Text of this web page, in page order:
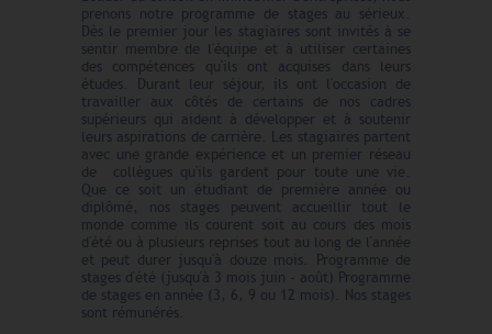
prenons notre programme de stages au sérieux.
Dès le premier jour les stagiaires sont invités à se
sentir membre de l'équipe et à utiliser certaines
des compétences qu'ils ont acquises dans leurs
études. Durant leur séjour, ils ont l'occasion de
travailler aux côtés de certains de nos cadres
supérieurs qui aident à développer et à soutenir
leurs aspirations de carrière. Les stagiaires partent
avec une grande expérience et un premier réseau
de collègues qu'ils gardent pour toute une vie.
Que ce soit un étudiant de première année ou
diplômé, nos stages peuvent accueillir tout le
monde comme ils courent soit au cours des mois
d'été ou à plusieurs reprises tout au long de l'année
et peut durer jusqu'à douze mois. Programme de
stages d'été (jusqu'à 3 mois juin - août) Programme
de stages en année (3, 6, 9 ou 12 mois). Nos stages
sont rémunérés.